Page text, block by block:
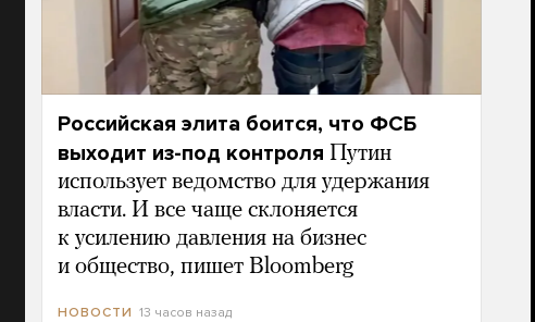
Российская элита боится, что ФСБ
выходит из-под контроля Путин
использует ведомство для удержания
власти. И все чаще склоняется
к усилению давления на бизнес
и общество, пишет Bloomberg
НОВОСТИ 13 часов назад